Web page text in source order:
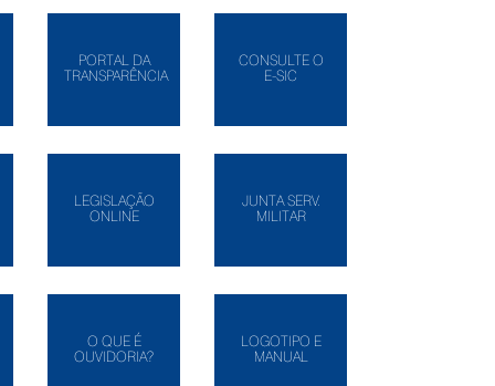
PORTAL DA
TRANSPARÊNCIA
CONSULTE O
E-SIC
LEGISLAÇÃO
ONLINE
JUNTA SERV.
MILITAR
O QUE É
OUVIDORIA?
LOGOTIPO E
MANUAL